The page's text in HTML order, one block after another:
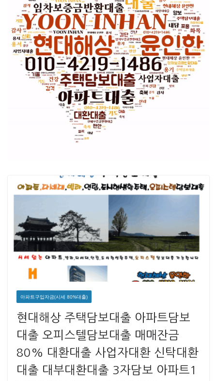
아파트구입자금(시세 80%대출)
현대해상 주택담보대출 아파트담보
대출 오피스텔담보대출 매매잔금
80% 대환대출 사업자대환 신탁대환
대출 대부대환대출 3자담보 아파트1